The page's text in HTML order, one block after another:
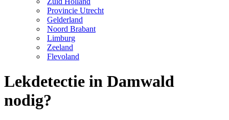
Provincie Utrecht
Gelderland
Noord Brabant
Limburg
Zeeland
Flevoland
Lekdetectie in Damwald
nodig?